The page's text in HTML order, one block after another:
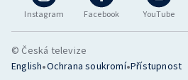
Instagram Facebook YouTube
© Česká televize
English•Ochrana soukromí•Přístupnost